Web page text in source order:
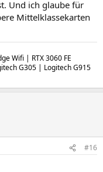
Und ich glaube für
Mittelklassekarten
Wifi | RTX 3060 FE
G305 | Logitech G915
#16